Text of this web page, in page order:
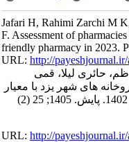
Jafari H, Rahimi Zarchi M
F. Assessment of
friendly pharmacy in 2023.
URL:http://
حائری لیلا، قمی
های شهر یزد با معیار
های داروخانه دوستدار سالمند در سال 1402. پایش. 1405; 25 (2)
URL:http://